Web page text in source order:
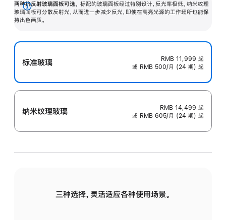
两种抗反射玻璃面板可选。 标配的玻璃面板经过特别设计，反光率极低。纳米纹理
玻璃面板可分散反射光，从而进一步减少反光，即使在高亮光源的工作场所也能保
持出色画质。
展
开
标准玻璃 RMB 11,999 起
或 RMB 500/月 (24 期) 起
纳米纹理玻璃 RMB 14,499 起
或 RMB 605/月 (24 期) 起
三种选择，灵活适应各种使用场景。